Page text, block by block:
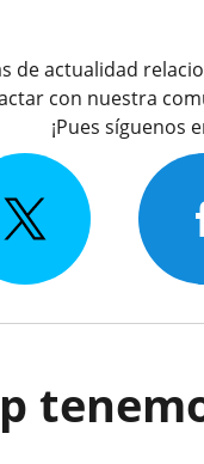
de actualidad
con nuestra
¡Pues síguenos